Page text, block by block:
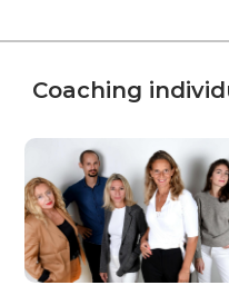
Coaching